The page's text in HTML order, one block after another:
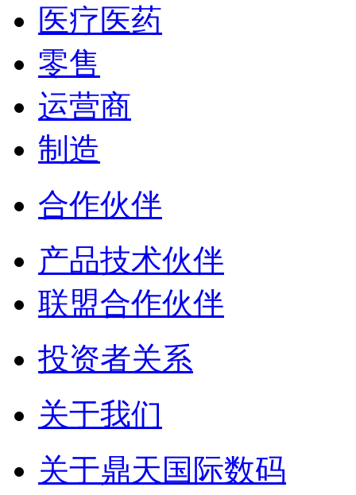
医疗医药
零售
运营商
制造
合作伙伴
产品技术伙伴
联盟合作伙伴
投资者关系
关于我们
关于鼎天国际数码